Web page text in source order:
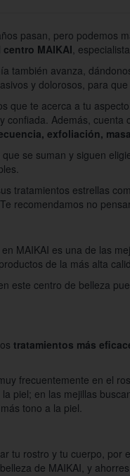
pasan, pero podemos
centro MAIKAI,
también avanza,
y dolorosos, para
que te acerca a tu
confiada. Además,
exfoliación,
se suman y siguen
tratamientos estrellas
recomendamos no
MAIKAI es una de las
de la más alta
este centro de belleza
tratamientos más
frecuentemente en el
piel; en las mejillas
tono a la piel.
tu rostro y tu cuerpo, por
de MAIKAI, y